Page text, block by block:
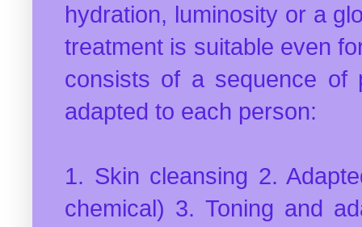
hydration, luminosity or a
treatment is suitable even
consists of a sequence of
adapted to each person:
1. Skin cleansing 2.
chemical) 3. Toning and